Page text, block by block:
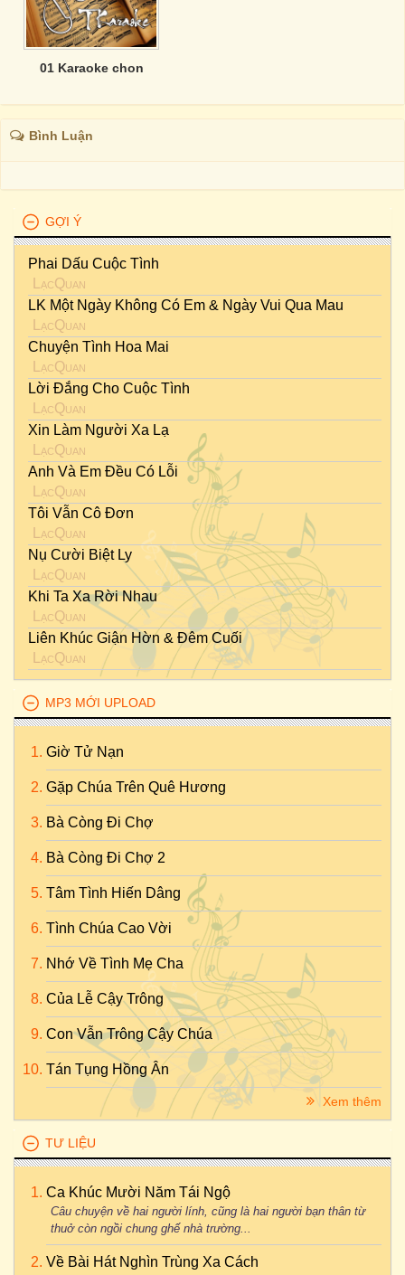
01 Karaoke chon
Bình Luận
GỢI Ý
Phai Dấu Cuộc Tình
LạcQuan
LK Một Ngày Không Có Em & Ngày Vui Qua Mau
LạcQuan
Chuyện Tình Hoa Mai
LạcQuan
Lời Đắng Cho Cuộc Tình
LạcQuan
Xin Làm Người Xa Lạ
LạcQuan
Anh Và Em Đều Có Lỗi
LạcQuan
Tôi Vẫn Cô Đơn
LạcQuan
Nụ Cười Biệt Ly
LạcQuan
Khi Ta Xa Rời Nhau
LạcQuan
Liên Khúc Giận Hờn & Đêm Cuối
LạcQuan
MP3 MỚI UPLOAD
Giờ Tử Nạn
Gặp Chúa Trên Quê Hương
Bà Còng Đi Chợ
Bà Còng Đi Chợ 2
Tâm Tình Hiến Dâng
Tình Chúa Cao Vời
Nhớ Về Tình Mẹ Cha
Của Lễ Cậy Trông
Con Vẫn Trông Cậy Chúa
Tán Tụng Hồng Ân
Xem thêm
TƯ LIỆU
Ca Khúc Mười Năm Tái Ngộ
Câu chuyện về hai người lính, cũng là hai người bạn thân từ
thuở còn ngồi chung ghế nhà trường...
Về Bài Hát Nghìn Trùng Xa Cách